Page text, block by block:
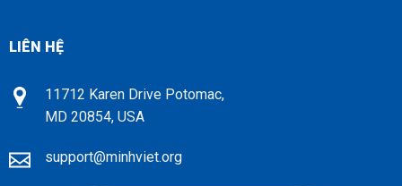
LIÊN HỆ
11712 Karen Drive Potomac,
MD 20854, USA
support@minhviet.org